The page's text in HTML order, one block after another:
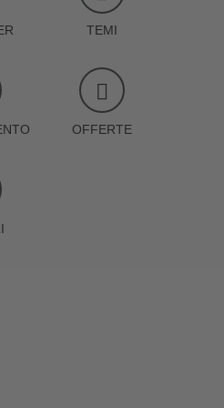
TEMI
OFFERTE